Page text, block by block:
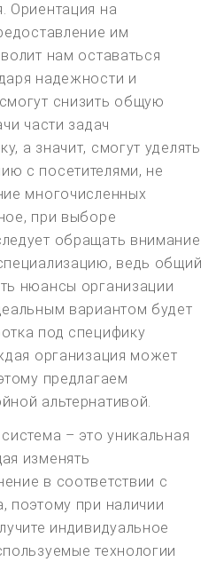
Ориентация на
им
нам оставаться
надежности и
снизить общую
части задач
а значит, смогут уделять
с посетителями, не
многочисленных
при выборе
обращать внимание
ведь общий
нюансы организации
вариантом будет
под специфику
организация может
предлагаем
альтернативой.
– это уникальная
изменять
в соответствии с
поэтому при наличии
индивидуальное
технологии